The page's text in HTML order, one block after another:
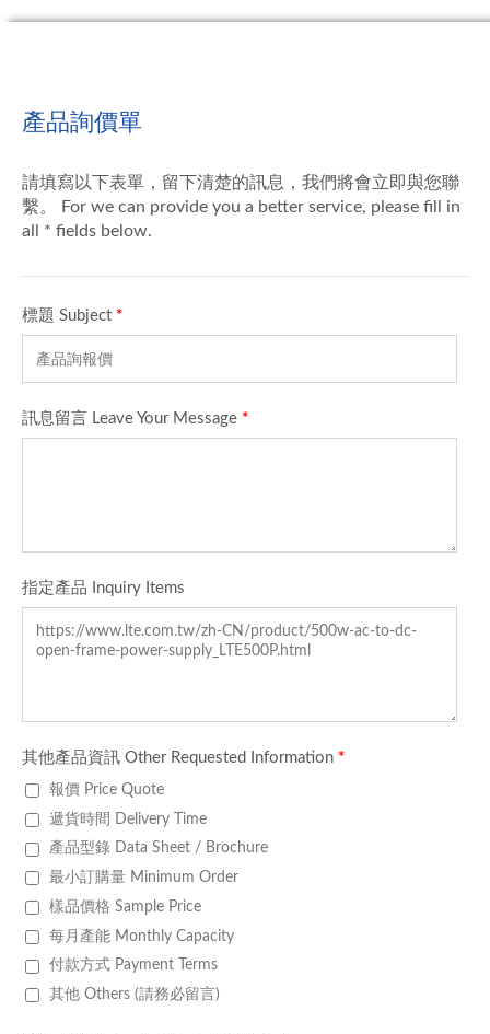
產品詢價單
請填寫以下表單，留下清楚的訊息，我們將會立即與您聯
繫。 For we can provide you a better service, please fill in
all * fields below.
標題 Subject *
訊息留言 Leave Your Message *
指定產品 Inquiry Items
其他產品資訊 Other Requested Information *
報價 Price Quote
遞貨時間 Delivery Time
產品型錄 Data Sheet / Brochure
最小訂購量 Minimum Order
樣品價格 Sample Price
每月產能 Monthly Capacity
付款方式 Payment Terms
其他 Others (請務必留言)